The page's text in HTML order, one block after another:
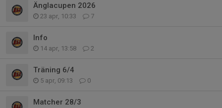
Änglacupen 2026
23 apr, 10:33 7
Info
14 apr, 13:58 2
Träning 6/4
5 apr, 09:13 0
Matcher 28/3